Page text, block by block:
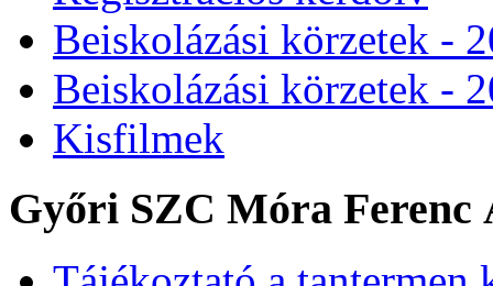
Beiskolázási körzetek -
Beiskolázási körzetek -
Kisfilmek
Győri SZC Móra Ferenc